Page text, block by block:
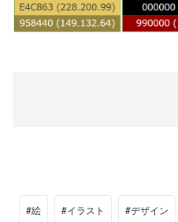
#絵 #イラスト #デザイン